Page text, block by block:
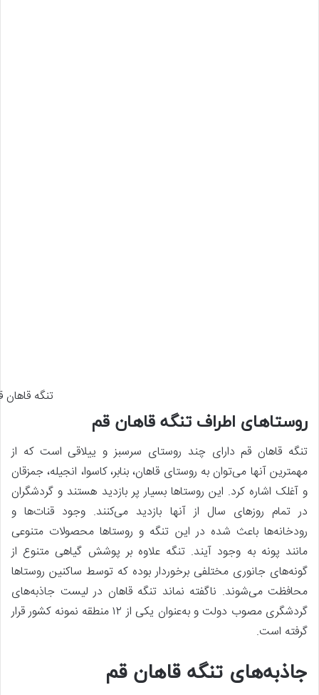
تنگه قاهان
روستاهای اطراف تنگه قاهان قم
تنگه قاهان قم دارای چند روستای سرسبز و ییلاقی است که از
مهمترین آنها می‌توان به روستای قاهان، بنابر، کاسوا، انجیله، جمزقان
و آغلک اشاره کرد. این روستاها بسیار پر بازدید هستند و گردشگران
در تمام روزهای سال از آنها بازدید می‌کنند. وجود قنات‌ها و
رودخانه‌ها باعث شده در این تنگه و روستاها محصولات متنوعی
مانند پونه به وجود آیند. تنگه علاوه بر پوشش گیاهی متنوع از
گونه‌های جانوری مختلفی برخوردار بوده که توسط ساکنین روستاها
محافظت می‌شوند. ناگفته نماند تنگه قاهان در لیست جاذبه‌های
گردشگری مصوب دولت و به‌عنوان یکی از ۱۲ منطقه نمونه کشور قرار
گرفته است.
جاذبه‌های تنگه قاهان قم